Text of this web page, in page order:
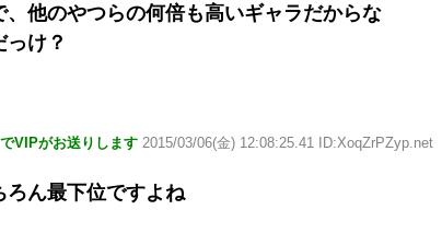
、他のやつらの何倍も高いギャラだからな
っけ？
VIPがお送りします 2015/03/06(金) 12:08:25.41 ID:XoqZrPZyp.net
ろん最下位ですよね